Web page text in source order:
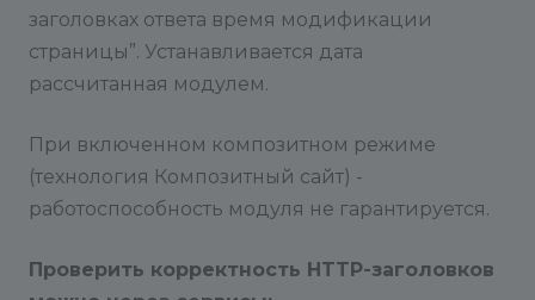
заголовках ответа время модификации
страницы”. Устанавливается дата
рассчитанная модулем.
При включенном композитном режиме
(технология Композитный сайт) -
работоспособность модуля не гарантируется.
Проверить корректность HTTP-заголовков